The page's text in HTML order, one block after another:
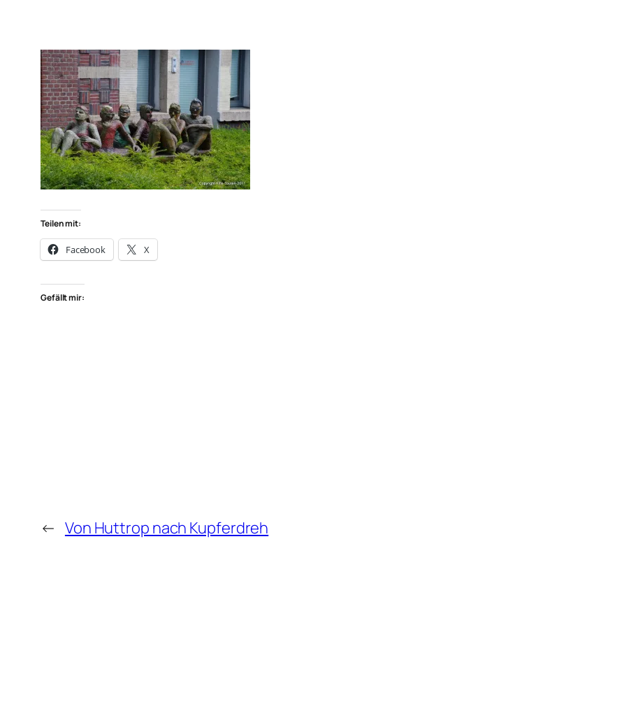
Teilen mit:
Facebook X
Gefällt mir:
← Von Huttrop nach Kupferdreh